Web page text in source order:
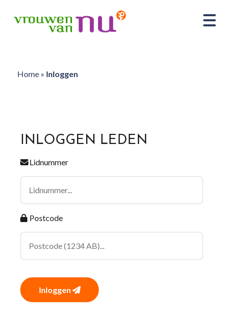
Home» Inloggen
INLOGGEN LEDEN
Lidnummer
Postcode
Inloggen